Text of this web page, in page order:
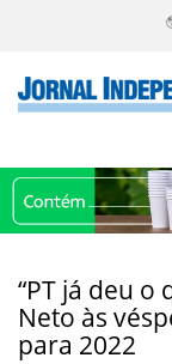
“PT já deu o
Neto às
para 2022